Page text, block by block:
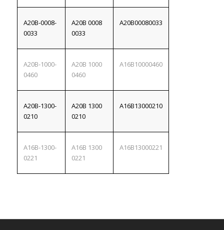
A20B-0008-
0033
A20B 0008
0033
A20B00080033
A20B-1000-
0460
A20B 1000
0460
A16B10000460
A20B-1300-
0210
A20B 1300
0210
A16B13000210
A16B-1300-
0221
A16B 1300
0221
A16B13000221